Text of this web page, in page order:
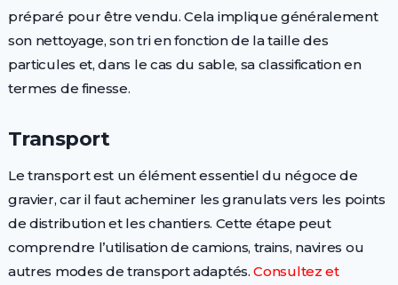
préparé pour être vendu. Cela implique généralement
son nettoyage, son tri en fonction de la taille des
particules et, dans le cas du sable, sa classification en
termes de finesse.
Transport
Le transport est un élément essentiel du négoce de
gravier, car il faut acheminer les granulats vers les points
de distribution et les chantiers. Cette étape peut
comprendre l’utilisation de camions, trains, navires ou
autres modes de transport adaptés.Consultez et